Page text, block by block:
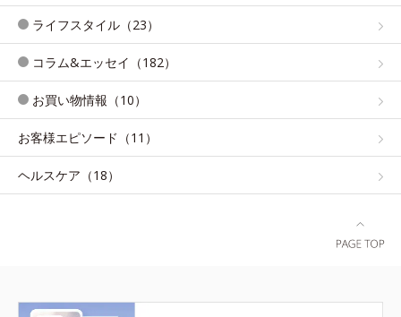
ライフスタイル（23）
コラム&エッセイ（182）
お買い物情報（10）
お客様エピソード（11）
ヘルスケア（18）